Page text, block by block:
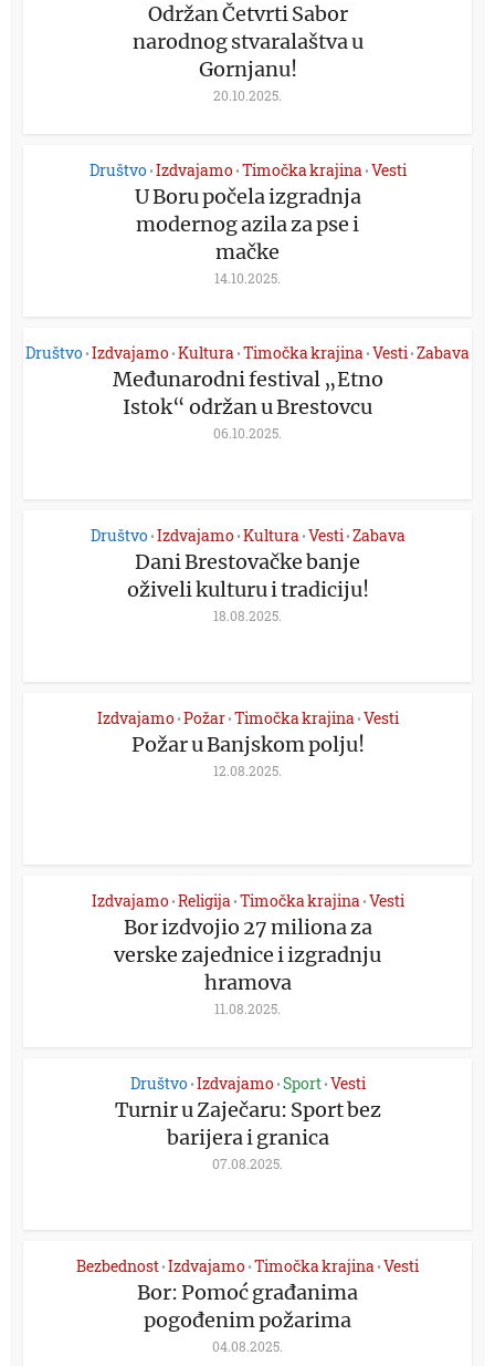
Održan Četvrti Sabor
narodnog stvaralaštva u
Gornjanu!
20.10.2025.
Društvo •Izdvajamo •Timočka krajina •Vesti
U Boru počela izgradnja
modernog azila za pse i
mačke
14.10.2025.
Društvo•Izdvajamo•Kultura•Timočka krajina•Vesti•Zabava
Međunarodni festival „Etno
Istok“ održan u Brestovcu
06.10.2025.
Društvo •Izdvajamo •Kultura •Vesti •Zabava
Dani Brestovačke banje
oživeli kulturu i tradiciju!
18.08.2025.
Izdvajamo •Požar •Timočka krajina •Vesti
Požar u Banjskom polju!
12.08.2025.
Izdvajamo •Religija •Timočka krajina •Vesti
Bor izdvojio 27 miliona za
verske zajednice i izgradnju
hramova
11.08.2025.
Društvo •Izdvajamo •Sport •Vesti
Turnir u Zaječaru: Sport bez
barijera i granica
07.08.2025.
Bezbednost•Izdvajamo•Timočka krajina•Vesti
Bor: Pomoć građanima
pogođenim požarima
04.08.2025.